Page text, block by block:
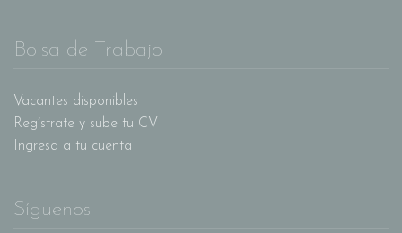
Bolsa de Trabajo
Vacantes disponibles
Regístrate y sube tu CV
Ingresa a tu cuenta
Síguenos